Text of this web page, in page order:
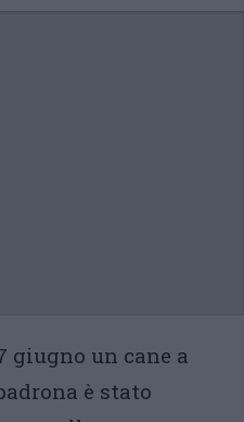
giugno un cane a
è stato